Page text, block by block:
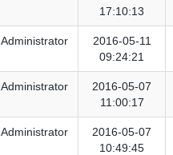
17:10:13
Administrator
2016-05-11
09:24:21
Administrator
2016-05-07
11:00:17
Administrator
2016-05-07
10:49:45